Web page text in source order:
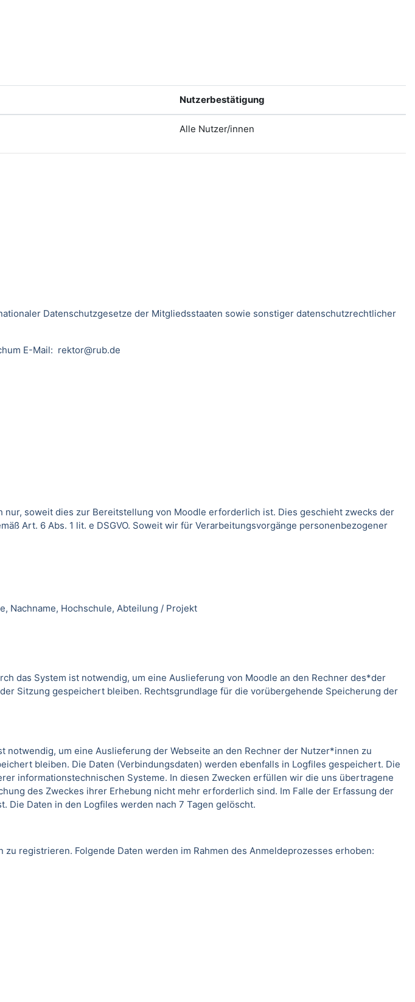
Nutzerbestätigung
Alle Nutzer/innen
Datenschutzgesetze der Mitgliedsstaaten sowie sonstiger datenschutzrechtlicher
E-Mail: rektor@rub.de
soweit dies zur Bereitstellung von Moodle erforderlich ist. Dies geschieht zwecks der
Art. 6 Abs. 1 lit. e DSGVO. Soweit wir für Verarbeitungsvorgänge personenbezogener
Nachname, Hochschule, Abteilung / Projekt
das System ist notwendig, um eine Auslieferung von Moodle an den Rechner des*der
Sitzung gespeichert bleiben. Rechtsgrundlage für die vorübergehende Speicherung der
um eine Auslieferung der Webseite an den Rechner der Nutzer*innen zu
bleiben. Die Daten (Verbindungsdaten) werden ebenfalls in Logfiles gespeichert. Die
informationstechnischen Systeme. In diesen Zwecken erfüllen wir die uns übertragene
des Zweckes ihrer Erhebung nicht mehr erforderlich sind. Im Falle der Erfassung der
Daten in den Logfiles werden nach 7 Tagen gelöscht.
registrieren. Folgende Daten werden im Rahmen des Anmeldeprozesses erhoben: